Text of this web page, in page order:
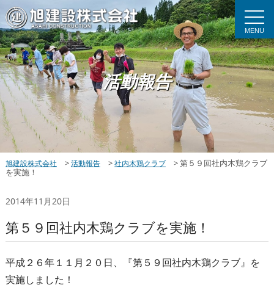
MENU
活動報告
旭建設株式会社 > 活動報告 > 社内木鶏クラブ >第５９回社内木鶏クラブ
を実施！
2014年11月20日
第５９回社内木鶏クラブを実施！
平成２６年１１月２０日、『第５９回社内木鶏クラブ』を
実施しました！